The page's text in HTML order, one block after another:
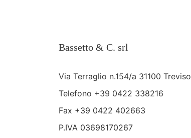
Bassetto & C. srl
Via Terraglio n.154/a 31100 Treviso
Telefono +39 0422 338216
Fax +39 0422 402663
P.IVA 03698170267